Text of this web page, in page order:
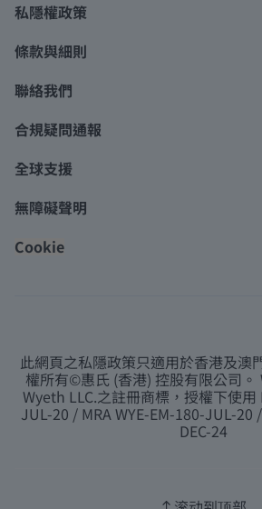
私隱權政策
條款與細則
聯絡我們
合規疑問通報
全球支援
無障礙聲明
Cookie
此網頁之私隱政策只適用於香港及澳
權所有©惠氏 (香港) 控股有限公司。
Wyeth LLC.之註冊商標，授權下使用
JUL-20 / MRA WYE-EM-180-JUL-20
DEC-24